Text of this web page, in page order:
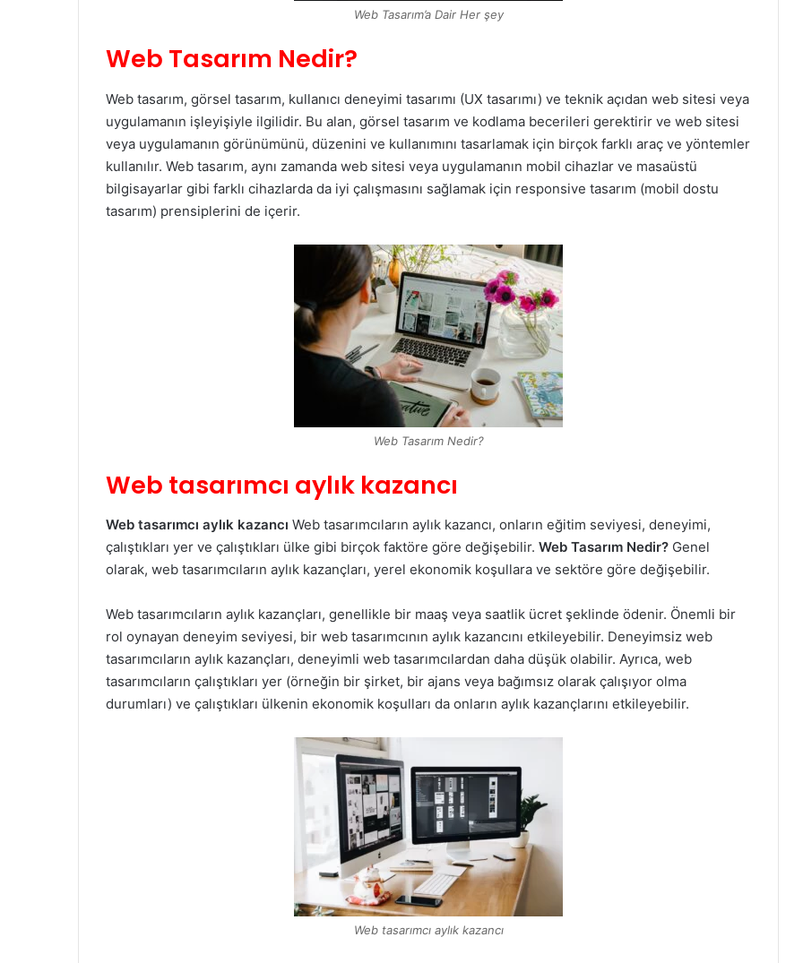
Web Tasarım’a Dair Her şey
Web Tasarım Nedir?
Web tasarım, görsel tasarım, kullanıcı deneyimi tasarımı (UX tasarımı) ve teknik açıdan web sitesi veya
uygulamanın işleyişiyle ilgilidir. Bu alan, görsel tasarım ve kodlama becerileri gerektirir ve web sitesi
veya uygulamanın görünümünü, düzenini ve kullanımını tasarlamak için birçok farklı araç ve yöntemler
kullanılır. Web tasarım, aynı zamanda web sitesi veya uygulamanın mobil cihazlar ve masaüstü
bilgisayarlar gibi farklı cihazlarda da iyi çalışmasını sağlamak için responsive tasarım (mobil dostu
tasarım) prensiplerini de içerir.
Web Tasarım Nedir?
Web tasarımcı aylık kazancı
Web tasarımcı aylık kazancı Web tasarımcıların aylık kazancı, onların eğitim seviyesi, deneyimi,
çalıştıkları yer ve çalıştıkları ülke gibi birçok faktöre göre değişebilir. Web Tasarım Nedir? Genel
olarak, web tasarımcıların aylık kazançları, yerel ekonomik koşullara ve sektöre göre değişebilir.
Web tasarımcıların aylık kazançları, genellikle bir maaş veya saatlik ücret şeklinde ödenir. Önemli bir
rol oynayan deneyim seviyesi, bir web tasarımcının aylık kazancını etkileyebilir. Deneyimsiz web
tasarımcıların aylık kazançları, deneyimli web tasarımcılardan daha düşük olabilir. Ayrıca, web
tasarımcıların çalıştıkları yer (örneğin bir şirket, bir ajans veya bağımsız olarak çalışıyor olma
durumları) ve çalıştıkları ülkenin ekonomik koşulları da onların aylık kazançlarını etkileyebilir.
Web tasarımcı aylık kazancı